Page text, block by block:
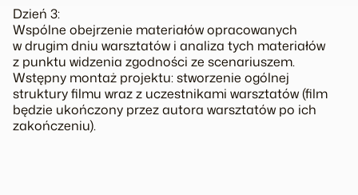
Dzień 3:
Wspólne obejrzenie materiałów opracowanych
w drugim dniu warsztatów i analiza tych materiałów
z punktu widzenia zgodności ze scenariuszem.
Wstępny montaż projektu: stworzenie ogólnej
struktury filmu wraz z uczestnikami warsztatów (film
będzie ukończony przez autora warsztatów po ich
zakończeniu).